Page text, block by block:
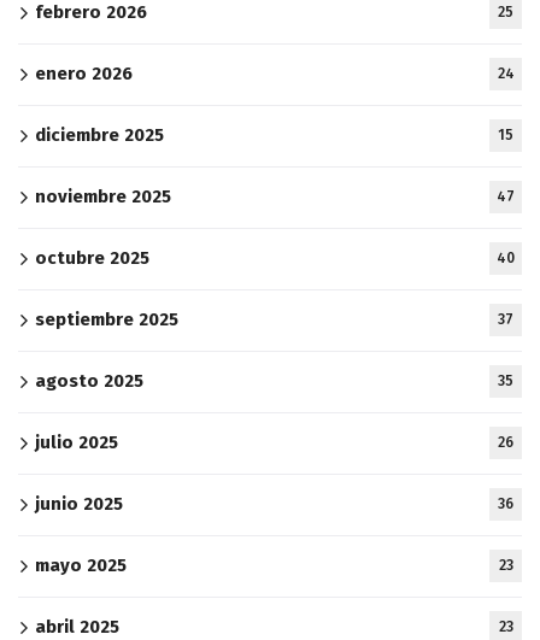
febrero 2026 25
enero 2026 24
diciembre 2025 15
noviembre 2025 47
octubre 2025 40
septiembre 2025 37
agosto 2025 35
julio 2025 26
junio 2025 36
mayo 2025 23
abril 2025 23